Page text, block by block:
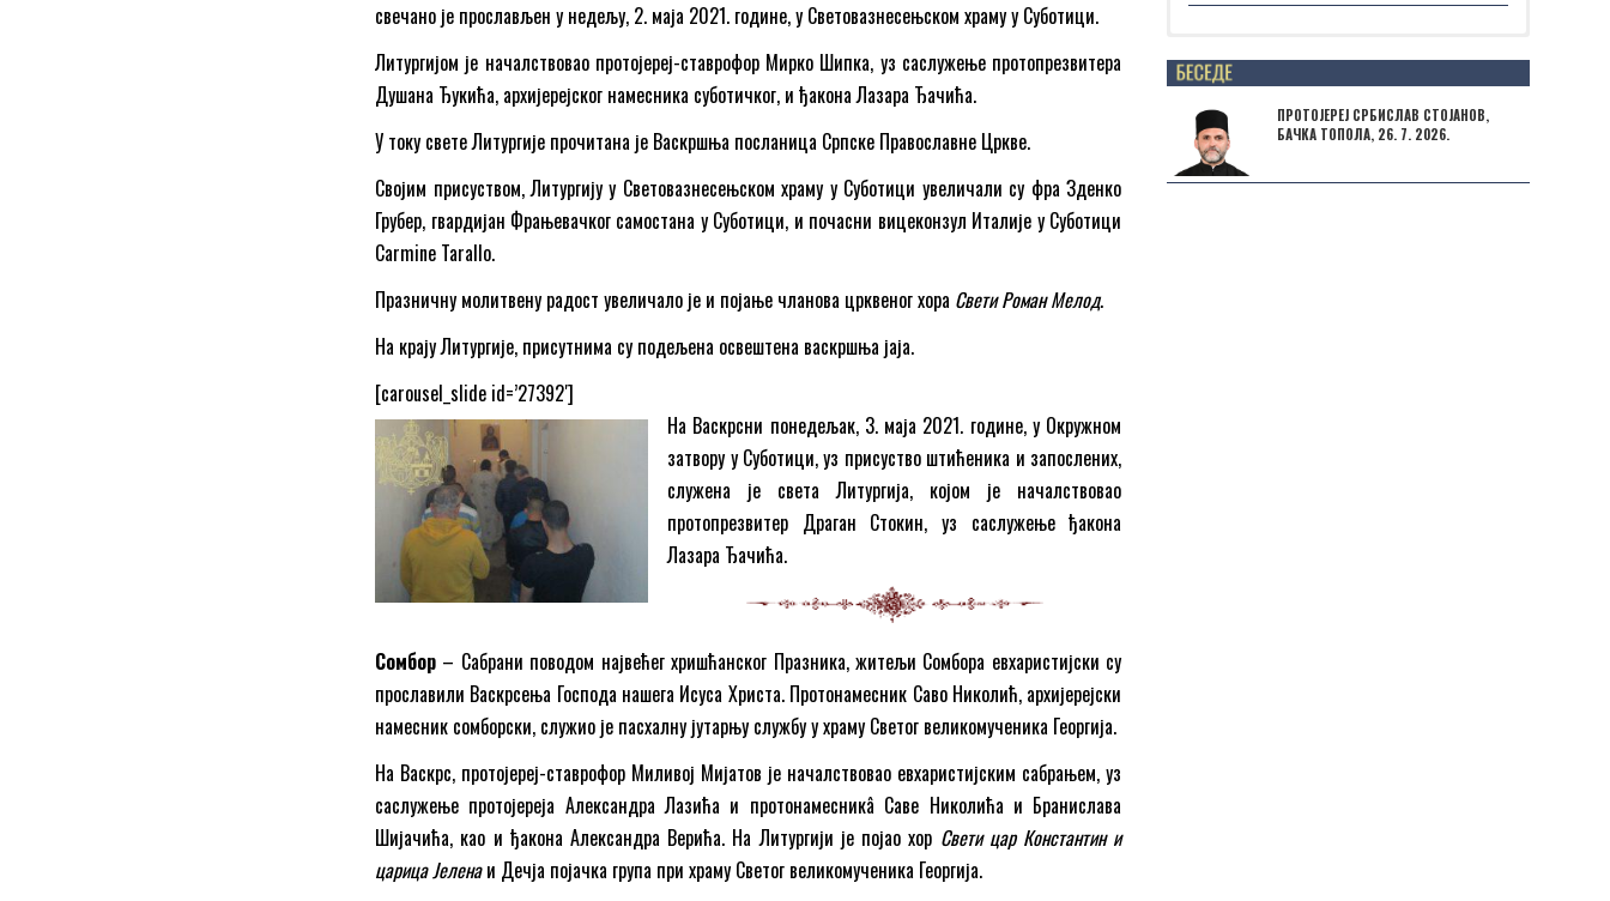
свечано је прослављен у недељу, 2. маја 2021. године, у Световазнесењском храму у Суботици.
Литургијом је началствовао протојереј-ставрофор Мирко Шипка, уз саслужење протопрезвитера
Душана Ђукића, архијерејског намесника суботичког, и ђакона Лазара Ђачића.
У току свете Литургије прочитана је Васкршња посланица Српске Православне Цркве.
Својим присуством, Литургију у Световазнесењском храму у Суботици увеличали су фра Зденко
Грубер, гвардијан Фрањевачког самостана у Суботици, и почасни вицеконзул Италије у Суботици
Carmine Tarallo.
Празничну молитвену радост увеличало је и појање чланова црквеног хора Свети Роман Мелод.
На крају Литургије, присутнима су подељена освештена васкршња јаја.
[carousel_slide id=’27392′]
На Васкрсни понедељак, 3. маја 2021. године, у Окружном
затвору у Суботици, уз присуство штићеника и запослених,
служена је света Литургија, којом је началствовао
протопрезвитер Драган Стокин, уз саслужење ђакона
Лазара Ђачића.
Сомбор – Сабрани поводом највећег хришћанског Празника, житељи Сомбора евхаристијски су
прославили Васкрсења Господа нашега Исуса Христа. Протонамесник Саво Николић, архијерејски
намесник сомборски, служио је пасхалну јутарњу службу у храму Светог великомученика Георгија.
На Васкрс, протојереј-ставрофор Миливој Мијатов је началствовао евхаристијским сабрањем, уз
саслужење протојереја Александра Лазића и протонамесникâ Саве Николића и Бранислава
Шијачића, као и ђакона Александра Верића. На Литургији је појао хор Свети цар Константин и
царица Јеленаи Дечја појачка група при храму Светог великомученика Георгија.
Posts not found
ПРОТОЈЕРЕЈ СРБИСЛАВ СТОЈАНОВ,
БАЧКА ТОПОЛА, 26. 7. 2026.